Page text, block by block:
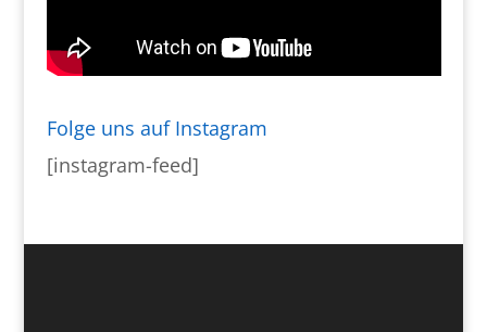
Folge uns auf Instagram
[instagram-feed]